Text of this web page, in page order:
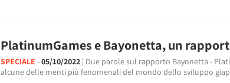
PlatinumGames e Bayonetta, un
SPECIALE -05/10/2022 | Due parole sul rapporto Bayonetta -
alcune delle menti più fenomenali del mondo dello sviluppo